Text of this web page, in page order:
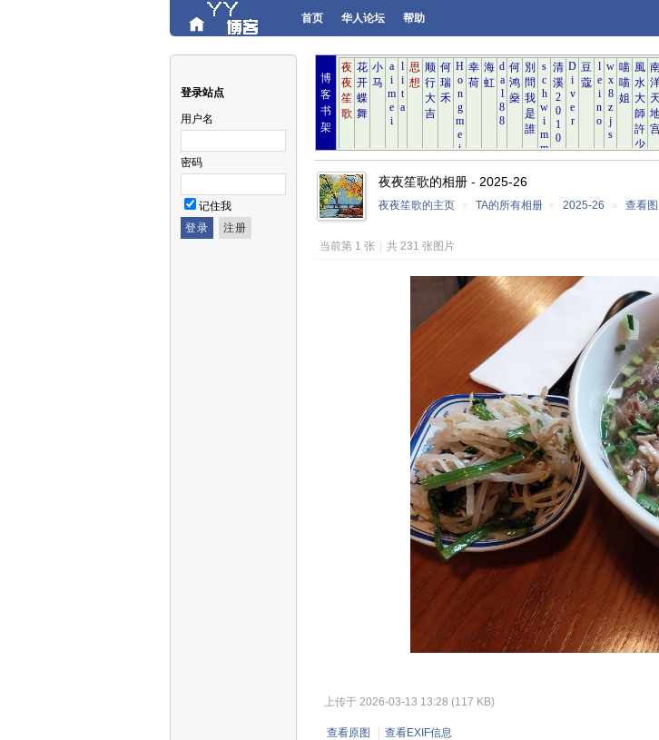
首页 华人论坛 帮助
登录站点
用户名
密码
记住我
博
客
书
架
夜夜笙歌的相册 - 2025-26
夜夜笙歌的主页 » TA的所有相册 » 2025-26 » 查看
当前第 1 张 共 231 张图片
上传于 2026-03-13 13:28 (117 KB)
查看原图 | 查看EXIF信息